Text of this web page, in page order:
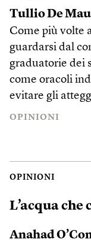
Tullio De
Come più volte
guardarsi dal
graduatorie dei
come oracoli
evitare gli
OPINIONI
OPINIONI
L’acqua che
Anahad